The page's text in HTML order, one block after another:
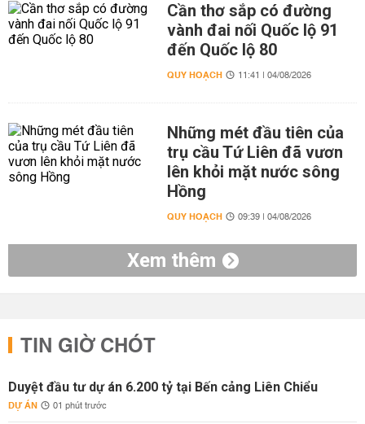
Cần thơ sắp có đường
vành đai nối Quốc lộ 91
đến Quốc lộ 80
QUY HOẠCH 11:41 | 04/08/2026
Những mét đầu tiên của
trụ cầu Tứ Liên đã vươn
lên khỏi mặt nước sông
Hồng
QUY HOẠCH 09:39 | 04/08/2026
Xem thêm
TIN GIỜ CHÓT
Duyệt đầu tư dự án 6.200 tỷ tại Bến cảng Liên Chiểu
DỰ ÁN 01 phút trước